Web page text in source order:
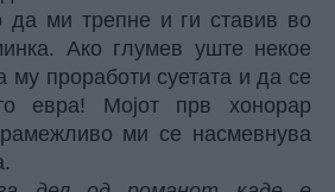
да ми трепне и ги ставив во
Ако глумев уште некое
проработи суетата и да се
евра! Мојот прв хонорар
ми се насмевнува